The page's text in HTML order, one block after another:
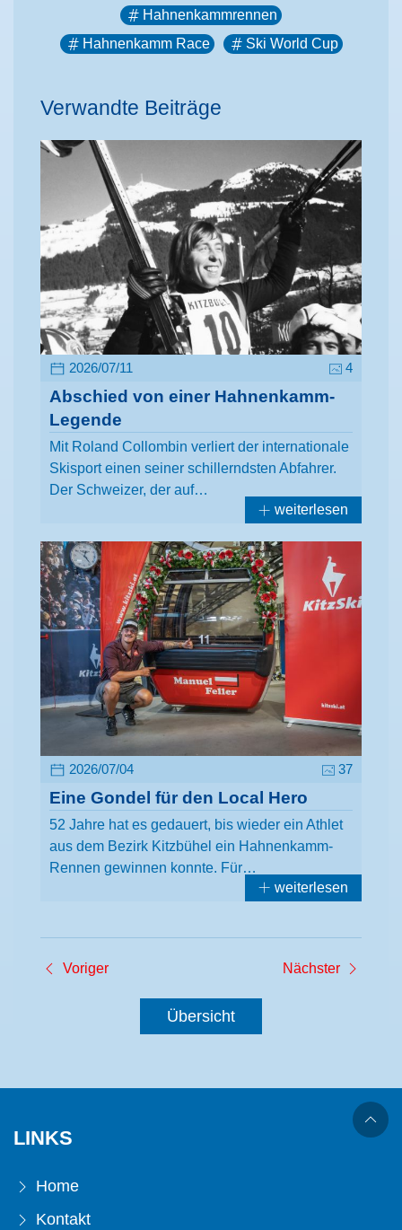
Hahnenkammrennen
Hahnenkamm Race
Ski World Cup
Verwandte Beiträge
2026/07/11 4
Abschied von einer Hahnenkamm-
Legende
Mit Roland Collombin verliert der internationale
Skisport einen seiner schillerndsten Abfahrer.
Der Schweizer, der auf…
weiterlesen
2026/07/04 37
Eine Gondel für den Local Hero
52 Jahre hat es gedauert, bis wieder ein Athlet
aus dem Bezirk Kitzbühel ein Hahnenkamm-
Rennen gewinnen konnte. Für…
weiterlesen
Voriger Nächster
Übersicht
LINKS
Home
Kontakt